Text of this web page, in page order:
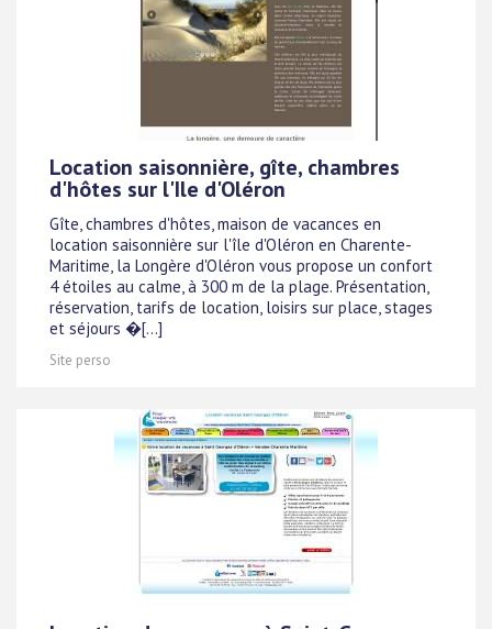
Location saisonnière, gîte, chambres
d'hôtes sur l'Ile d'Oléron
Gîte, chambres d'hôtes, maison de vacances en
location saisonnière sur l'île d'Oléron en Charente-
Maritime, la Longère d'Oléron vous propose un confort
4 étoiles au calme, à 300 m de la plage. Présentation,
réservation, tarifs de location, loisirs sur place, stages
et séjours �[...]
Site perso